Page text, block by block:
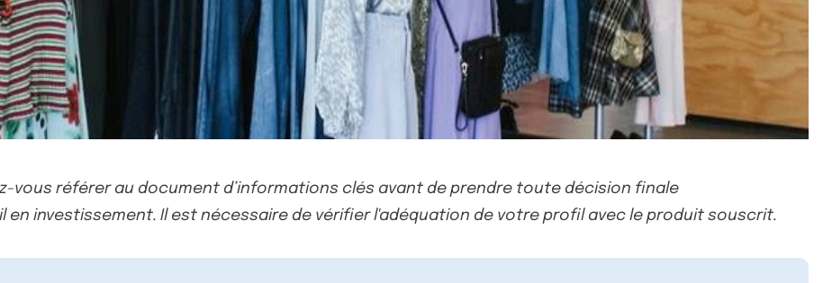
vous référer au document d’informations clés avant de prendre toute décision finale
en investissement. Il est nécessaire de vérifier l'adéquation de votre profil avec le produit souscrit.